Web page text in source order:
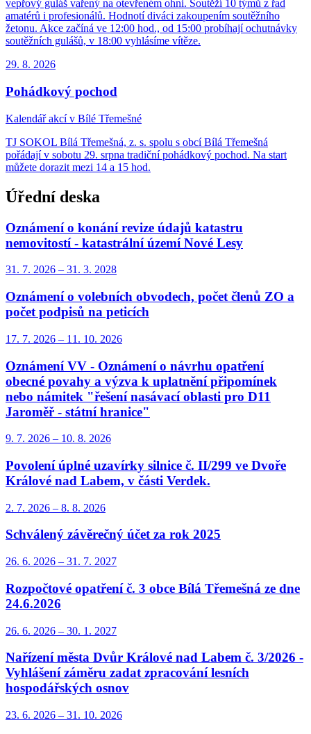
vepřový guláš vařený na otevřeném ohni. Soutěží 10 týmů z řad
amatérů i profesionálů. Hodnotí diváci zakoupením soutěžního
žetonu. Akce začíná ve 12:00 hod., od 15:00 probíhají ochutnávky
soutěžních gulášů, v 18:00 vyhlásíme vítěze.
29. 8. 2026
Pohádkový pochod
Kalendář akcí v Bílé Třemešné
TJ SOKOL Bílá Třemešná, z. s. spolu s obcí Bílá Třemešná
pořádají v sobotu 29. srpna tradiční pohádkový pochod. Na start
můžete dorazit mezi 14 a 15 hod.
Úřední deska
Oznámení o konání revize údajů katastru
nemovitostí - katastrální území Nové Lesy
31. 7. 2026 – 31. 3. 2028
Oznámení o volebních obvodech, počet členů ZO a
počet podpisů na peticích
17. 7. 2026 – 11. 10. 2026
Oznámení VV - Oznámení o návrhu opatření
obecné povahy a výzva k uplatnění připomínek
nebo námitek "řešení nasávací oblasti pro D11
Jaroměř - státní hranice"
9. 7. 2026 – 10. 8. 2026
Povolení úplné uzavírky silnice č. II/299 ve Dvoře
Králové nad Labem, v části Verdek.
2. 7. 2026 – 8. 8. 2026
Schválený závěrečný účet za rok 2025
26. 6. 2026 – 31. 7. 2027
Rozpočtové opatření č. 3 obce Bílá Třemešná ze dne
24.6.2026
26. 6. 2026 – 30. 1. 2027
Nařízení města Dvůr Králové nad Labem č. 3/2026 -
Vyhlášení záměru zadat zpracování lesních
hospodářských osnov
23. 6. 2026 – 31. 10. 2026